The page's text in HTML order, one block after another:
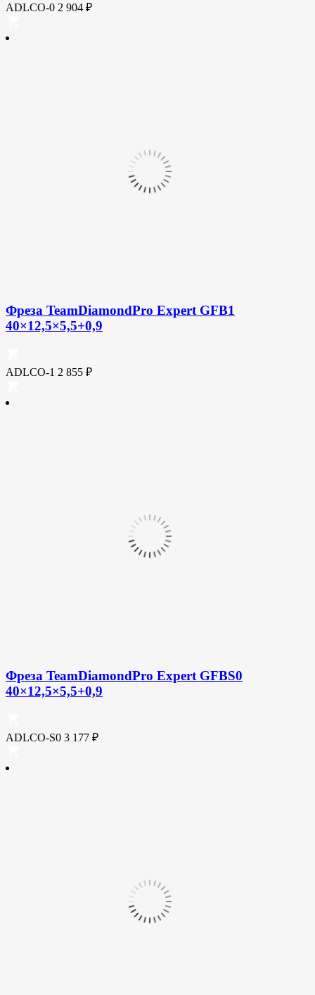
ADLCO-0 2 904 ₽
Фреза TeamDiamondPro Expert GFB1
40×12,5×5,5+0,9
ADLCO-1 2 855 ₽
Фреза TeamDiamondPro Expert GFBS0
40×12,5×5,5+0,9
ADLCO-S0 3 177 ₽